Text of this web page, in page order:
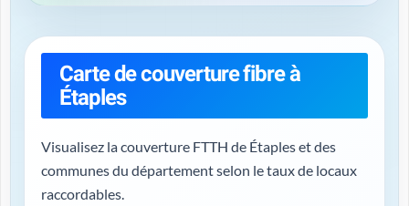
Carte de couverture fibre à
Étaples
Visualisez la couverture FTTH de Étaples et des
communes du département selon le taux de locaux
raccordables.